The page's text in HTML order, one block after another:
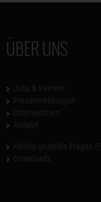
ÜBER UNS